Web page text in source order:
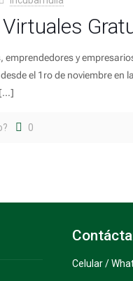
emprendedores y
el 1ro de noviembre
0
Celular /